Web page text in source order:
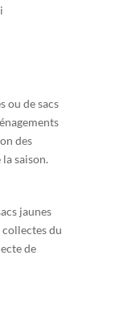
ou de sacs
des
saison.
jaunes
du
de